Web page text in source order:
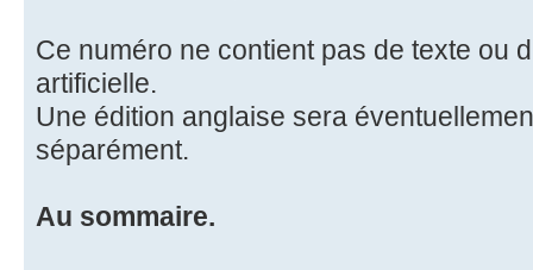
Ce numéro ne contient pas de texte ou
artificielle.
Une édition anglaise sera
séparément.
Au sommaire.